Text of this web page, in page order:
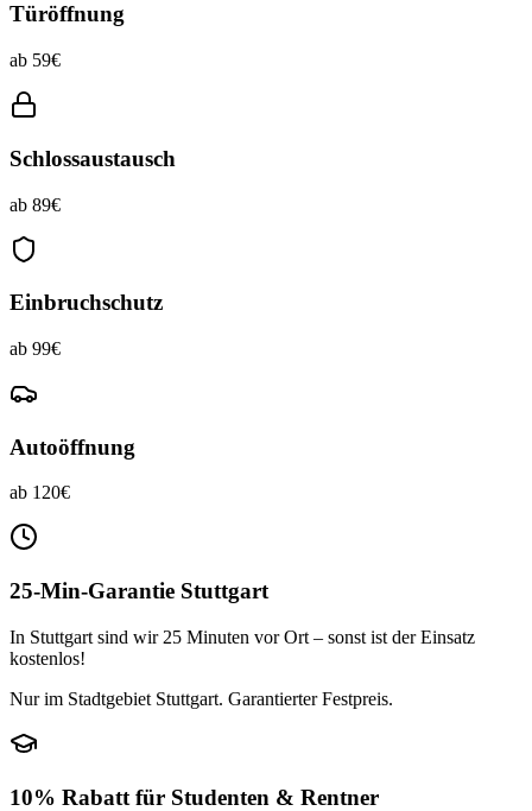
Türöffnung
ab 59€
Schlossaustausch
ab 89€
Einbruchschutz
ab 99€
Autoöffnung
ab 120€
25-Min-Garantie Stuttgart
In Stuttgart sind wir 25 Minuten vor Ort – sonst ist der Einsatz
kostenlos!
Nur im Stadtgebiet Stuttgart. Garantierter Festpreis.
10% Rabatt für Studenten & Rentner